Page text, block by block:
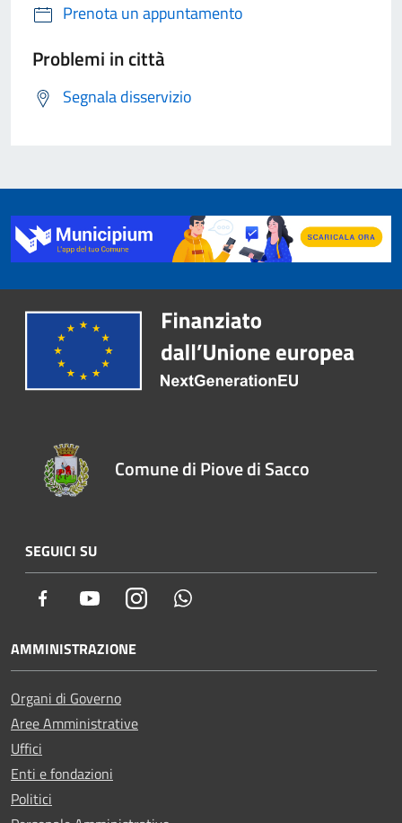
Prenota un appuntamento
Problemi in città
Segnala disservizio
Comune di Piove di Sacco
SEGUICI SU
Facebook YoutubeInstagram
AMMINISTRAZIONE
Organi di Governo
Aree Amministrative
Uffici
Enti e fondazioni
Politici